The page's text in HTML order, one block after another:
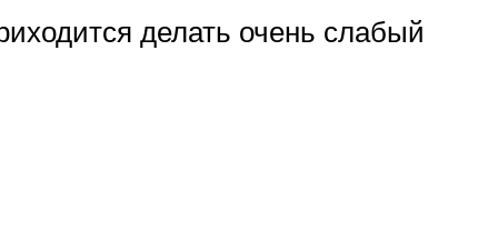
делать очень слабый